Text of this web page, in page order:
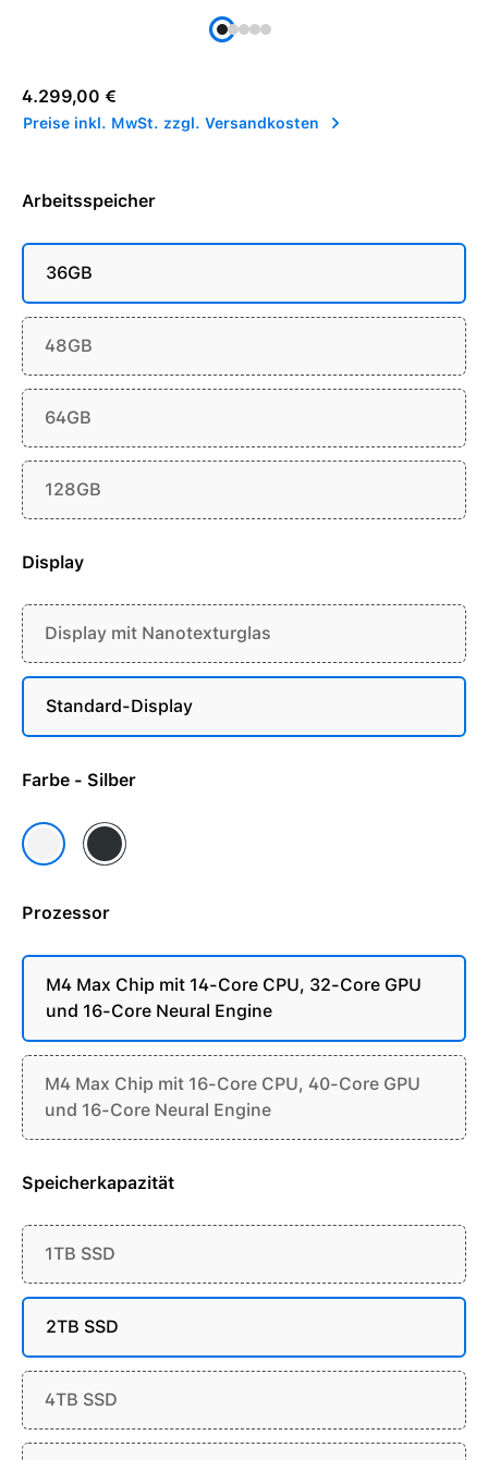
Regulärer Preis:
4.299,00 €
Preise inkl. MwSt. zzgl. Versandkosten
Arbeitsspeicher
36GB
48GB
64GB
128GB
Display
Display mit Nanotexturglas
Standard-Display
Farbe - Silber
Silber Space Schwarz
Prozessor
M4 Max Chip mit 14-Core CPU, 32-Core GPU
und 16-Core Neural Engine
M4 Max Chip mit 16-Core CPU, 40-Core GPU
und 16-Core Neural Engine
Speicherkapazität
1TB SSD
2TB SSD
4TB SSD